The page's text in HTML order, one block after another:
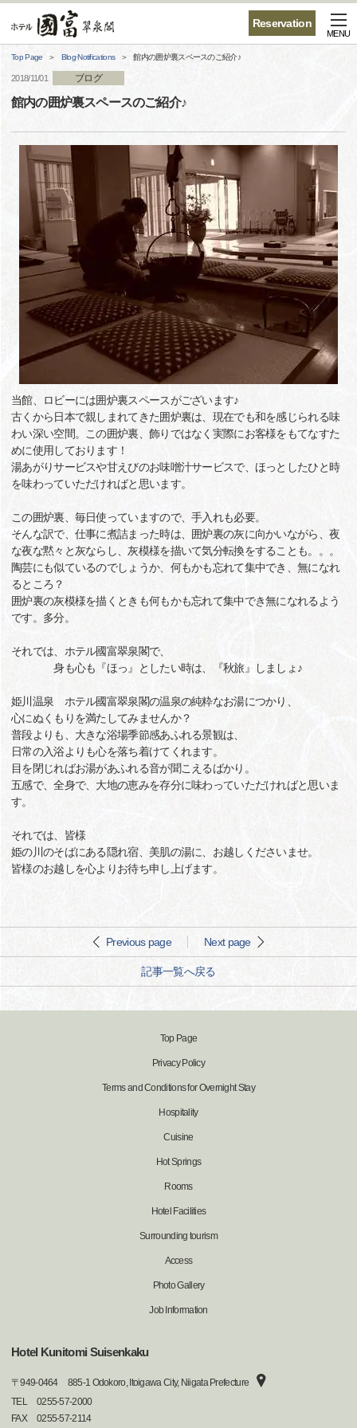
Reservation
MENU
Top Page Blog·Notifications 館内の囲炉裏スペースのご紹介♪
2018/11/01 ブログ
館内の囲炉裏スペースのご紹介♪
当館、ロビーには囲炉裏スペースがございます♪
古くから日本で親しまれてきた囲炉裏は、現在でも和を感じられる味
わい深い空間。この囲炉裏、飾りではなく実際にお客様をもてなすた
めに使用しております！
湯あがりサービスや甘えびのお味噌汁サービスで、ほっとしたひと時
を味わっていただければと思います。
この囲炉裏、毎日使っていますので、手入れも必要。
そんな訳で、仕事に煮詰まった時は、囲炉裏の灰に向かいながら、夜
な夜な黙々と灰ならし、灰模様を描いて気分転換をすることも。。。
陶芸にも似ているのでしょうか、何もかも忘れて集中でき、無になれ
るところ？
囲炉裏の灰模様を描くときも何もかも忘れて集中でき無になれるよう
です。多分。
それでは、ホテル國富翠泉閣で、
身も心も『ほっ』としたい時は、『秋旅』しましょ♪
姫川温泉 ホテル國富翠泉閣の温泉の純粋なお湯につかり、
心にぬくもりを満たしてみませんか？
普段よりも、大きな浴場季節感あふれる景観は、
日常の入浴よりも心を落ち着けてくれます。
目を閉じればお湯があふれる音が聞こえるばかり。
五感で、全身で、大地の恵みを存分に味わっていただければと思いま
す。
それでは、皆様
姫の川のそばにある隠れ宿、美肌の湯に、お越しくださいませ。
皆様のお越しを心よりお待ち申し上げます。
Previous page Next page
記事一覧へ戻る
Top Page
Privacy Policy
Terms and Conditions for Overnight Stay
Hospitality
Cuisine
Hot Springs
Rooms
Hotel Facilities
Surrounding tourism
Access
Photo Gallery
Job Information
Hotel Kunitomi Suisenkaku
〒949-0464
885-1 Odokoro, Itoigawa City, Niigata Prefecture
TEL
0255-57-2000
FAX
0255-57-2114